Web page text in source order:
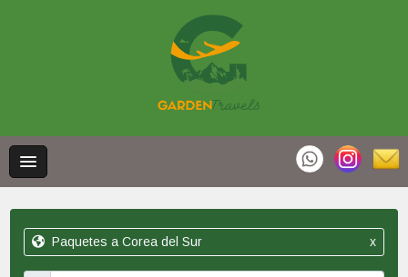
Paquetes a Corea del Sur x